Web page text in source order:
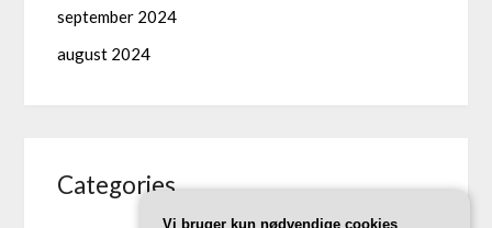
september 2024
august 2024
Categories
Vi bruger kun nødvendige cookies